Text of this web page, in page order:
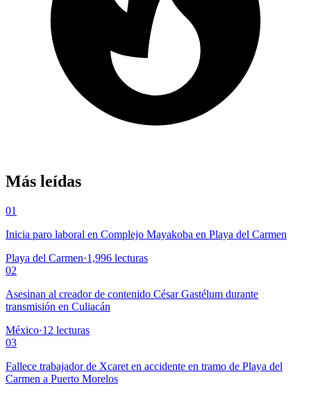
Más leídas
01
Inicia paro laboral en Complejo Mayakoba en Playa del Carmen
Playa del Carmen·1,996 lecturas
02
Asesinan al creador de contenido César Gastélum durante
transmisión en Culiacán
México·12 lecturas
03
Fallece trabajador de Xcaret en accidente en tramo de Playa del
Carmen a Puerto Morelos